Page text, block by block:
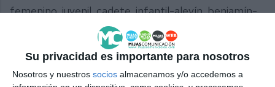
Su privacidad es importante para nosotros
Nosotros y nuestros socios almacenamos y/o accedemos a
femenino, juvenil, cadete, infantil-alevín, benjamín-
alevín, y estrellita. "Destacar que tenemos en
categoría base equipos mixtos y que en categoría
benjamín hay un equipo femenino", subrayó Lozano.